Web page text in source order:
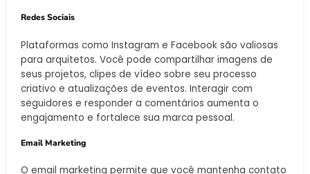
Redes Sociais
Plataformas como Instagram e Facebook são valiosas
para arquitetos. Você pode compartilhar imagens de
seus projetos, clipes de vídeo sobre seu processo
criativo e atualizações de eventos. Interagir com
seguidores e responder a comentários aumenta o
engajamento e fortalece sua marca pessoal.
Email Marketing
O email marketing permite que você mantenha contato